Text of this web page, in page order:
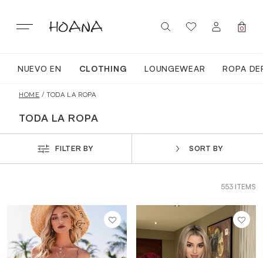
content
SIGN IN / REGISTER
0
NUEVO EN CLOTHING LOUNGEWEAR ROPA
ROPA DEPORTIVA
TOPS
HOME / TODA LA ROPA
TODA LA ROPA
FILTER BY SORT BY
553 ITEMS